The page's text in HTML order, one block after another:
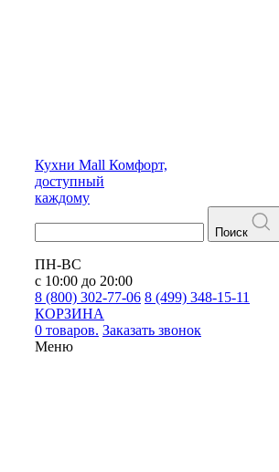
Кухни Mall Комфорт,
доступный
каждому
Поиск
ПН-ВС
с 10:00 до 20:00
8 (800) 302-77-06 8 (499) 348-15-11
КОРЗИНА
0 товаров. Заказать звонок
Меню